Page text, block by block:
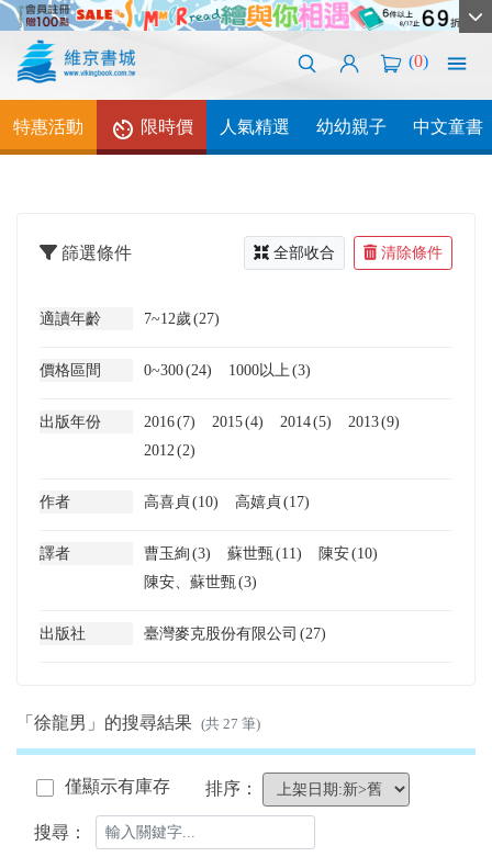
(0)
特惠活動 限時價 人氣精選 幼幼親子 中文童書
篩選條件 全部收合 清除條件
適讀年齡 7~12歲(27)
價格區間 0~300(24) 1000以上 (3)
出版年份 2016(7) 2015(4) 2014(5) 2013(9)
2012(2)
作者 高喜貞(10) 高嬉貞(17)
譯者 曹玉絢(3) 蘇世甄(11) 陳安(10)
陳安、蘇世甄(3)
出版社 臺灣麥克股份有限公司 (27)
「徐龍男」的搜尋結果 (共 27 筆)
僅顯示有庫存 排序：
搜尋：